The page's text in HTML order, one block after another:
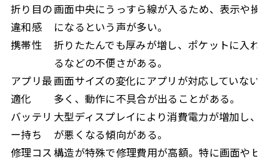
折り目の
違和感
画面中央にうっすら線が入るため、表示や操
になるという声が多い。
携帯性
折りたたんでも厚みが増し、ポケットに入れ
るなどの不便さがある。
アプリ最
適化
画面サイズの変化にアプリが対応していない
多く、動作に不具合が出ることがある。
バッテリ
ー持ち
大型ディスプレイにより消費電力が増加し、
が悪くなる傾向がある。
修理コス 構造が特殊で修理費用が高額。特に画面やヒ